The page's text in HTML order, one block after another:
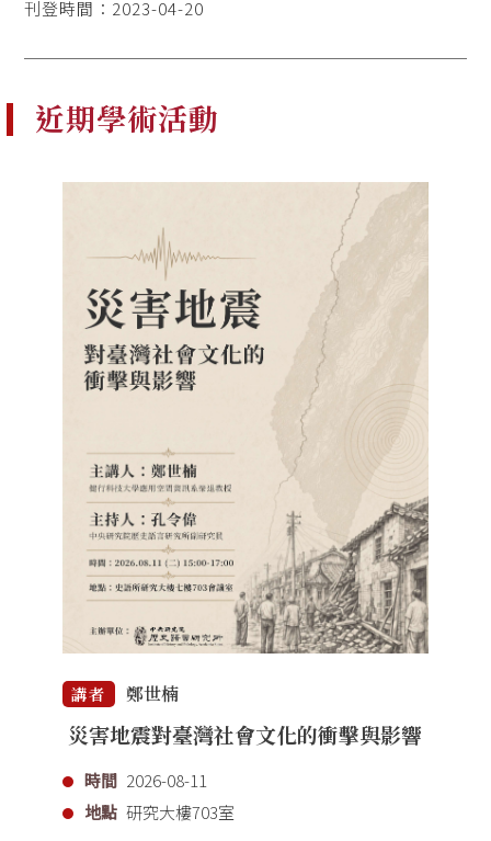
刊登時間：2023-04-20
近期學術活動
講者 鄭世楠
災害地震對臺灣社會文化的衝擊與影響
時間 2026-08-11
地點 研究大樓703室